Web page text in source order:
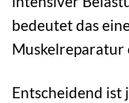
bedeutet das
Muskelreparatur
Entscheidend ist